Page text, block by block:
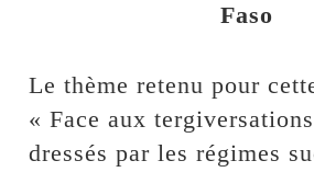
Faso
Le thème retenu pour
« Face aux
dressés par les régimes